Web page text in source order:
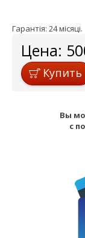
Гарантія: 24 місяці.
Цена:
Купить
Вы
с